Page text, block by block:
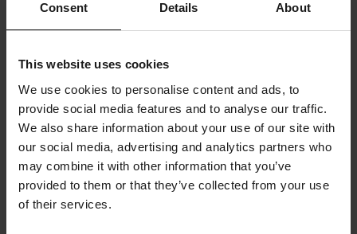
Consent Details About
This website uses cookies
We use cookies to personalise content and ads, to
provide social media features and to analyse our traffic.
We also share information about your use of our site with
our social media, advertising and analytics partners who
may combine it with other information that you’ve
provided to them or that they’ve collected from your use
of their services.